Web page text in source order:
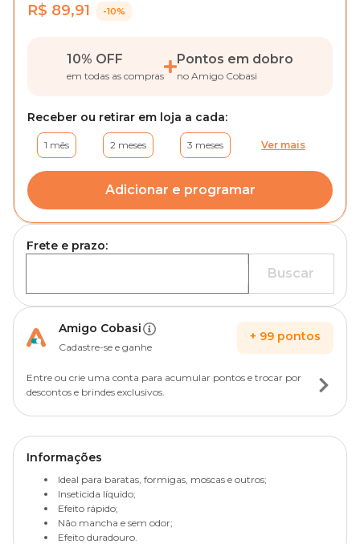
R$ 89,91 -10%
10% OFF
em todas as compras
Pontos em dobro
no Amigo Cobasi
Receber ou retirar em loja a cada:
1 mês 2 meses 3 meses Ver mais
Adicionar e programar
Frete e prazo:
Buscar
Amigo Cobasi
Cadastre-se e ganhe
+ 99 pontos
Entre ou crie uma conta para acumular pontos e trocar por
descontos e brindes exclusivos.
Informações
Ideal para baratas, formigas, moscas e outros;
Inseticida líquido;
Efeito rápido;
Não mancha e sem odor;
Efeito duradouro.